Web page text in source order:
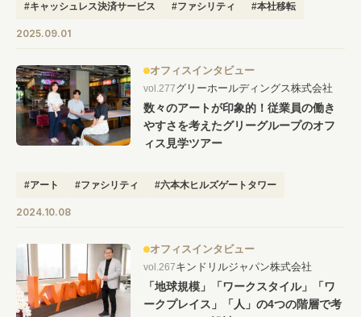
#キャッシュレス決済サービス #ファシリティ #本社移転
2025.09.01
オフィスインタビュー
vol.277グリーホールディングス株式会社
数々のアートが印象的！従業員の働き
やすさを考えたグリーグループのオフ
ィス見学ツアー
#アート #ファシリティ #六本木ヒルズゲートタワー
#出社したくなるオフィス
2024.10.08
オフィスインタビュー
vol.267キンドリルジャパン株式会社
「地球規模」「ワークスタイル」「ワ
ークプレイス」「人」の4つの階層で考